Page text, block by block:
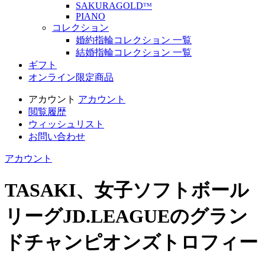
SAKURAGOLDᵀᴹ
PIANO
コレクション
婚約指輪コレクション 一覧
結婚指輪コレクション 一覧
ギフト
オンライン限定商品
アカウント アカウント
閲覧履歴
ウィッシュリスト
お問い合わせ
アカウント
TASAKI、女子ソフトボール
リーグJD.LEAGUEのグラン
ドチャンピオンズトロフィー